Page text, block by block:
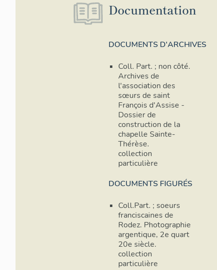
Image non
Image non
consultable
Image non
consultable
Documentation
DOCUMENTS D'ARCHIVES
Coll. Part. ; non côté.
Archives de
l'association des
sœurs de saint
François d'Assise -
Dossier de
construction de la
chapelle Sainte-
Thérèse.
collection
particulière
DOCUMENTS FIGURÉS
Coll.Part. ; soeurs
franciscaines de
Rodez. Photographie
argentique, 2e quart
20e siècle.
collection
particulière